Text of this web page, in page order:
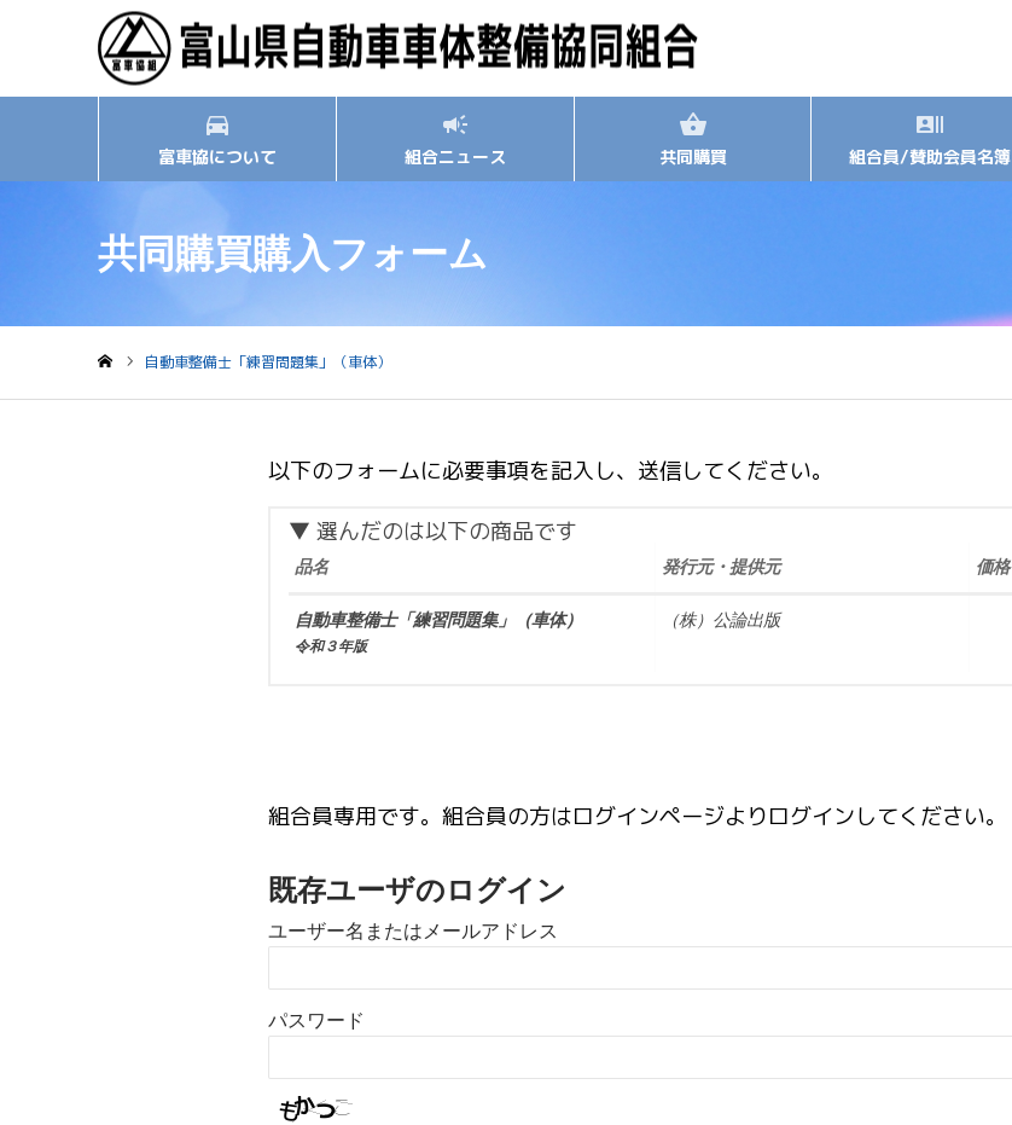
富車協について 組合ニュース 共同購買 組合員/賛助会員名簿
共同購買購入フォーム
自動車整備士「練習問題集」（車体）
以下のフォームに必要事項を記入し、送信してください。
▼ 選んだのは以下の商品です
品名 発行元・提供元 価格
自動車整備士「練習問題集」（車体）
令和３年版
（株）公論出版
組合員専用です。組合員の方はログインページよりログインしてください。
既存ユーザのログイン
ユーザー名またはメールアドレス
パスワード